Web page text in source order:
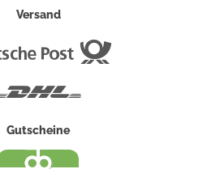
Versand
Gutscheine